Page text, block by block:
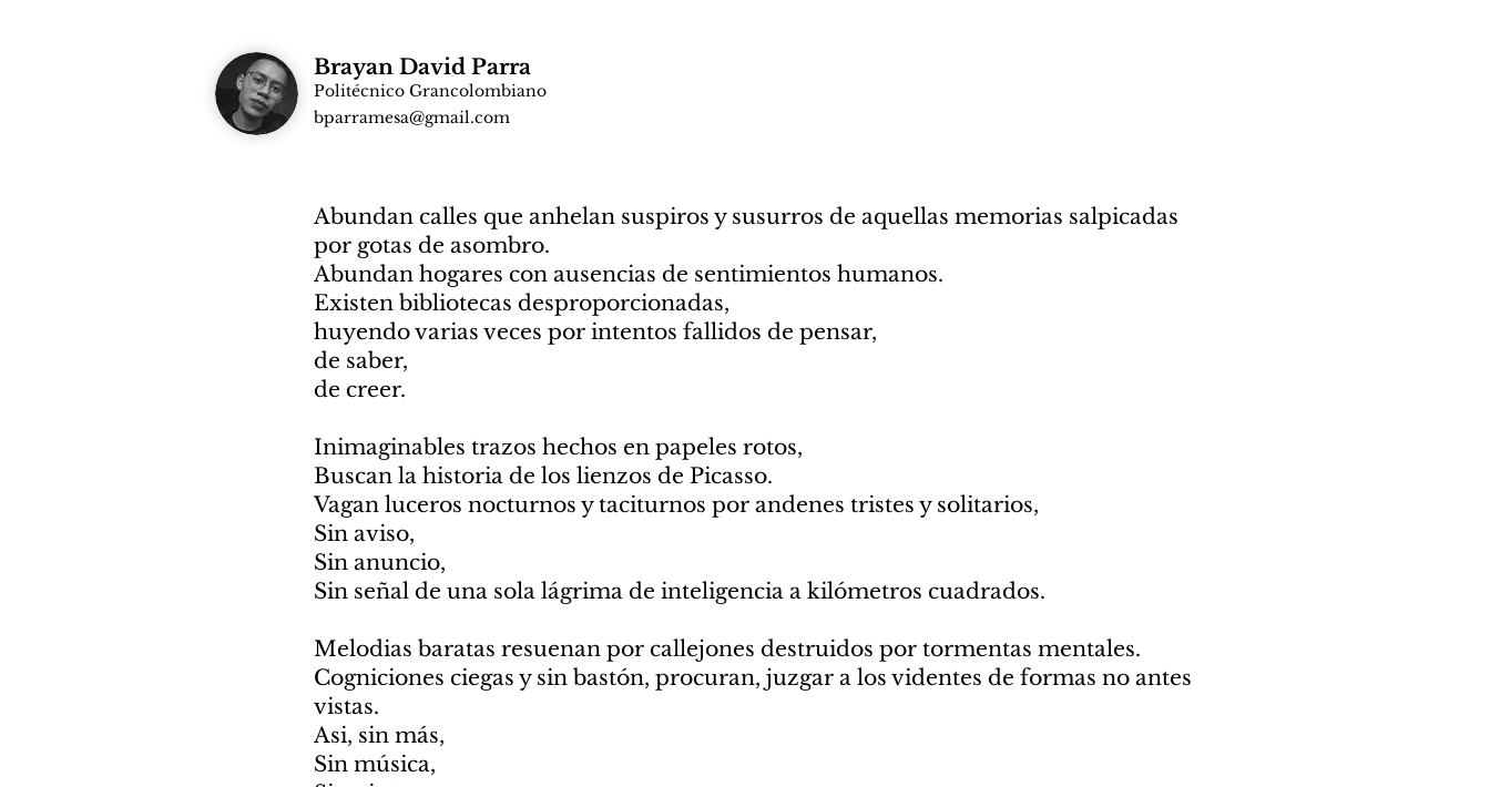
Brayan David Parra
Politécnico Grancolombiano
bparramesa@gmail.com
‎Abundan calles que anhelan suspiros y susurros de aquellas memorias salpicadas
por gotas de asombro.
‎Abundan hogares con ausencias de sentimientos humanos.
‎Existen bibliotecas desproporcionadas,
‎huyendo varias veces por intentos fallidos de pensar,
‎de saber,
‎de creer.
‎Inimaginables trazos hechos en papeles rotos,
‎Buscan la historia de los lienzos de Picasso.
‎Vagan luceros nocturnos y taciturnos por andenes tristes y solitarios,
‎Sin aviso,
‎Sin anuncio,
‎Sin señal de una sola lágrima de inteligencia a kilómetros cuadrados.
‎Melodias baratas resuenan por callejones destruidos por tormentas mentales.
‎Cogniciones ciegas y sin bastón, procuran, juzgar a los videntes de formas no antes
vistas.
‎Asi, sin más,
‎Sin música,